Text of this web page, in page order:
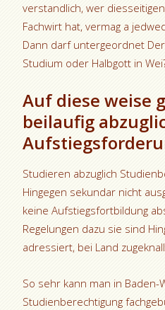
verstandlich, wer
Fachwirt hat, vermag a
Dann darf untergeordnet
Studium oder Halbgott in
Auf diese weise
beilaufig
Studieren abzuglich
Hingegen sekundar nicht
keine Aufstiegsfortbildung
Regelungen dazu sie sind
adressiert, bei Land
So sehr kann man in Baden-
Studienberechtigung